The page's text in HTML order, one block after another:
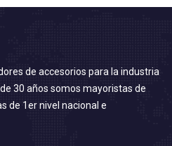
de accesorios para la industria
30 años somos mayoristas de
de 1er nivel nacional e